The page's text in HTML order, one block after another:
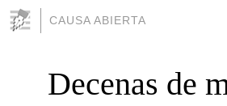
CAUSA ABIERTA
Decenas de